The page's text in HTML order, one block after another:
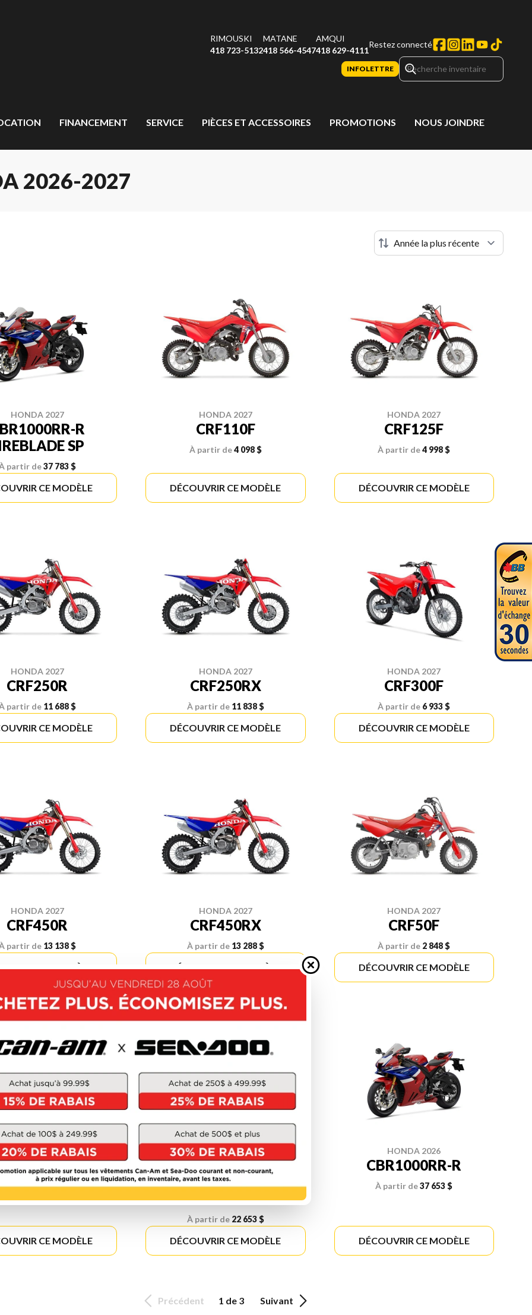
RIMOUSKI
418 723-5132
MATANE
418 566-4547
AMQUI
418 629-4111
Restez connecté
INFOLETTRE
FINANCEMENT SERVICE PIÈCES ET ACCESSOIRES PROMOTIONS NOUS JOINDRE
2026-2027
HONDA 2027
R
SP
partir de37 783 $
CE MODÈLE
HONDA 2027
CRF110F
À partir de4 098 $
DÉCOUVRIR CE MODÈLE
HONDA 2027
CRF125F
À partir de4 998 $
DÉCOUVRIR CE MODÈLE
HONDA 2027
CRF250R
partir de 11 688 $
CE MODÈLE
HONDA 2027
CRF250RX
À partir de 11 838 $
DÉCOUVRIR CE MODÈLE
HONDA 2027
CRF300F
À partir de 6 933 $
DÉCOUVRIR CE MODÈLE
HONDA 2027
CRF450R
partir de 13 138 $
CE MODÈLE
HONDA 2027
CRF450RX
À partir de 13 288 $
DÉCOUVRIR CE MODÈLE
HONDA 2027
CRF50F
À partir de 2 848 $
DÉCOUVRIR CE MODÈLE
HONDA 2026
TWIN
partir de18 803 $
CE MODÈLE
HONDA 2026
AFRICA TWIN
ADVENTURE SPORTS
ES
À partir de 22 653 $
DÉCOUVRIR CE MODÈLE
HONDA 2026
CBR1000RR-R
À partir de37 653 $
DÉCOUVRIR CE MODÈLE
Précédent 1 de 3 Suivant